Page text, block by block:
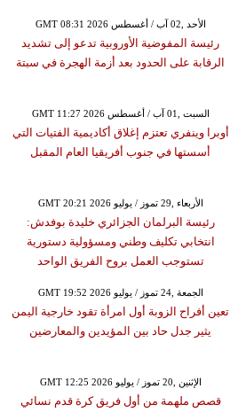
GMT 08:31 2026 الأحد ,02 آب / أغسطس
رئيسة المفوضية الأوروبية تدعو إلى تشديد
الرقابة على الحدود بعد أزمة الهجرة في سبتة
GMT 11:27 2026 السبت ,01 آب / أغسطس
أوبرا وينفري تعتزم إغلاق أكاديمية الفتيات التي
أسستها في جنوب أفريقيا العام المقبل
GMT 20:21 2026 الأربعاء ,29 تموز / يوليو
رئيسة البرلمان الجزائري خليدة بوفدش:
انتخابي تكليف وطني ومسؤولية دستورية
تستوجب العمل بروح الفريق الواحد
GMT 19:52 2026 الجمعة ,24 تموز / يوليو
تعين أفراح الزوبة أول امرأة تقود خارجية اليمن
يثير جدل حاد بين المؤيدين والمعارضين
GMT 12:25 2026 الإثنين ,20 تموز / يوليو
قصص ملهمة من أول فريق كرة قدم نسائي